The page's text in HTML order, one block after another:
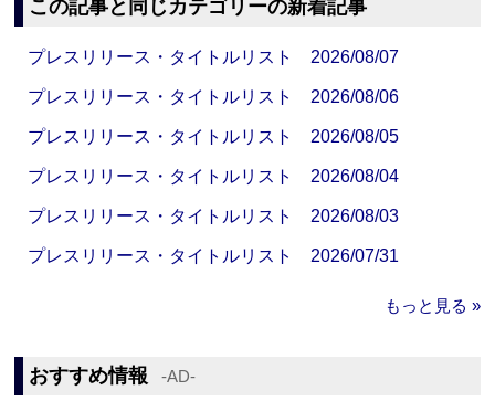
この記事と同じカテゴリーの新着記事
プレスリリース・タイトルリスト 2026/08/07
プレスリリース・タイトルリスト 2026/08/06
プレスリリース・タイトルリスト 2026/08/05
プレスリリース・タイトルリスト 2026/08/04
プレスリリース・タイトルリスト 2026/08/03
プレスリリース・タイトルリスト 2026/07/31
もっと見る »
おすすめ情報 ‐AD‐